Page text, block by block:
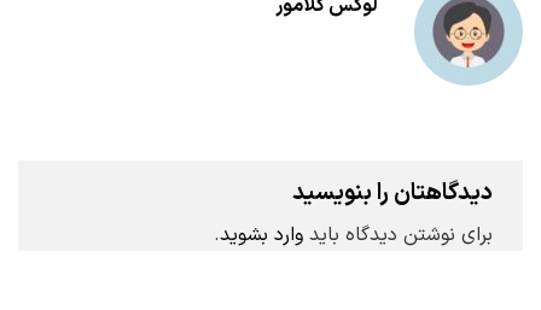
دیدگاهتان را بنویسید
برای نوشتن دیدگاه باید وارد بشوید.